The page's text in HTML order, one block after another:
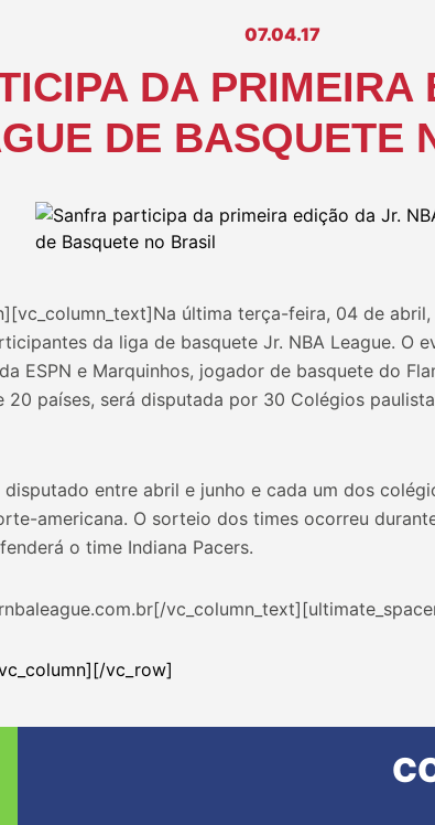
07.04.17
DA
DE BASQUETE
última terça-feira, 04 de
da liga de basquete Jr. NBA League. O
ESPN e Marquinhos, jogador de basquete do
20 países, será disputada por 30 Colégios
disputado entre abril e junho e cada um dos
americana. O sorteio dos times ocorreu
o time Indiana Pacers.
vc_row]